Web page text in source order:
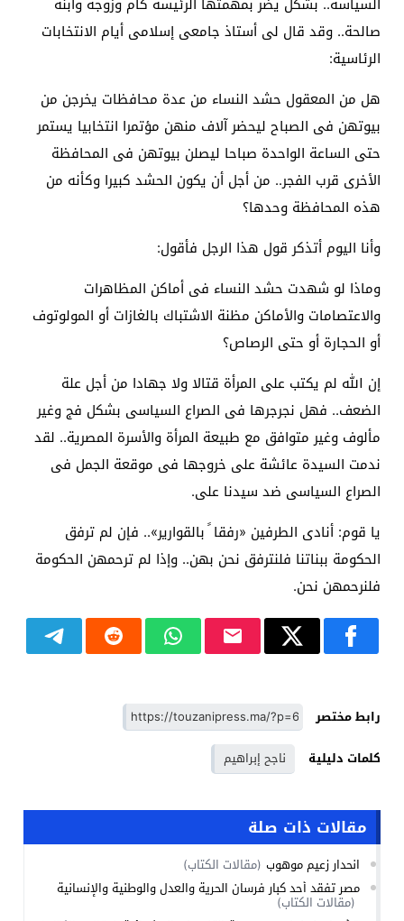
صالحة.. وقد قال لى أستاذ جامعى إسلامى أيام الانتخابات
الرئاسية:
هل من المعقول حشد النساء من عدة محافظات يخرجن من
بيوتهن فى الصباح ليحضر آلاف منهن مؤتمرا انتخابيا يستمر
حتى الساعة الواحدة صباحا ليصلن بيوتهن فى المحافظة
الأخرى قرب الفجر.. من أجل أن يكون الحشد كبيرا وكأنه من
هذه المحافظة وحدها؟
وأنا اليوم أتذكر قول هذا الرجل فأقول:
وماذا لو شهدت حشد النساء فى أماكن المظاهرات
والاعتصامات والأماكن مظنة الاشتباك بالغازات أو المولوتوف
أو الحجارة أو حتى الرصاص؟
إن الله لم يكتب على المرأة قتالا ولا جهادا من أجل علة
الضعف.. فهل نجرجرها فى الصراع السياسى بشكل فج وغير
مألوف وغير متوافق مع طبيعة المرأة والأسرة المصرية.. لقد
ندمت السيدة عائشة على خروجها فى موقعة الجمل فى
الصراع السياسى ضد سيدنا على.
يا قوم: أنادى الطرفين «رفقا ً بالقوارير».. فإن لم ترفق
الحكومة ببناتنا فلنترفق نحن بهن.. وإذا لم ترحمهن الحكومة
فلنرحمهن نحن.
رابط مختصر
كلمات دليلية
ناجح إبراهيم
مقالات ذات صلة
انحدار زعيم موهوب (مقالات الكتاب)
مصر تفقد أحد كبار فرسان الحرية والعدل والوطنية والإنسانية
(مقالات الكتاب)